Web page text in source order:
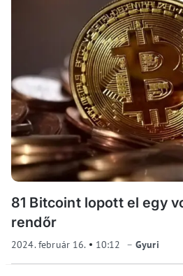
81 Bitcoint lopott el egy
rendőr
2024. február 16. 10:12 Gyuri